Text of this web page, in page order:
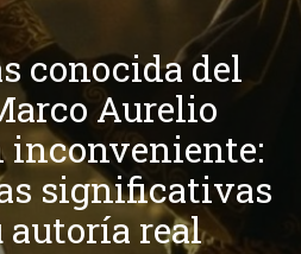
conocida del
Aurelio
inconveniente:
significativas
autoría real